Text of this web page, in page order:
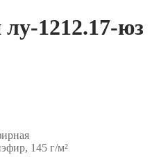
1212.17-юз
145 г/м²